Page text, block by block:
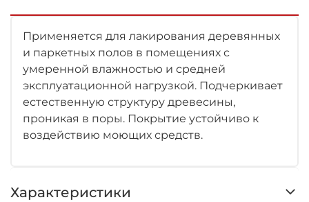
Применяется для лакирования деревянных
и паркетных полов в помещениях с
умеренной влажностью и средней
эксплуатационной нагрузкой. Подчеркивает
естественную структуру древесины,
проникая в поры. Покрытие устойчиво к
воздействию моющих средств.
Характеристики